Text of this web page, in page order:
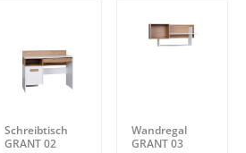
Schreibtisch
GRANT 02
Wandregal
GRANT 03